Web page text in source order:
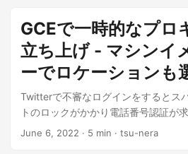
GCEで一時的なプロ
立ち上げ - マシンイ
ーでロケーションも
Twitterで不審なログインをするとス
トのロックがかかり電話番号認証が
ご利用のアカウ...
June 6, 2022 · 5 min · tsu-nera